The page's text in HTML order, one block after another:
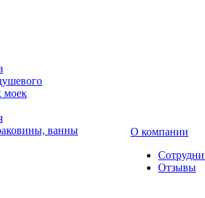
моек
ванны
О компании
Отзывы